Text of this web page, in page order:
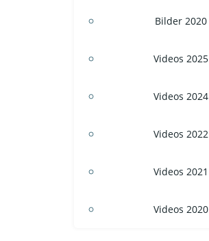
Bilder 2020
Videos 2025
Videos 2024
Videos 2022
Videos 2021
Videos 2020